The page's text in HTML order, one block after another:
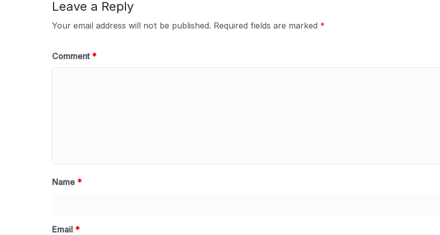
Leave a Reply
Your email address will not be published. Required fields are marked *
Comment *
Name *
Email *